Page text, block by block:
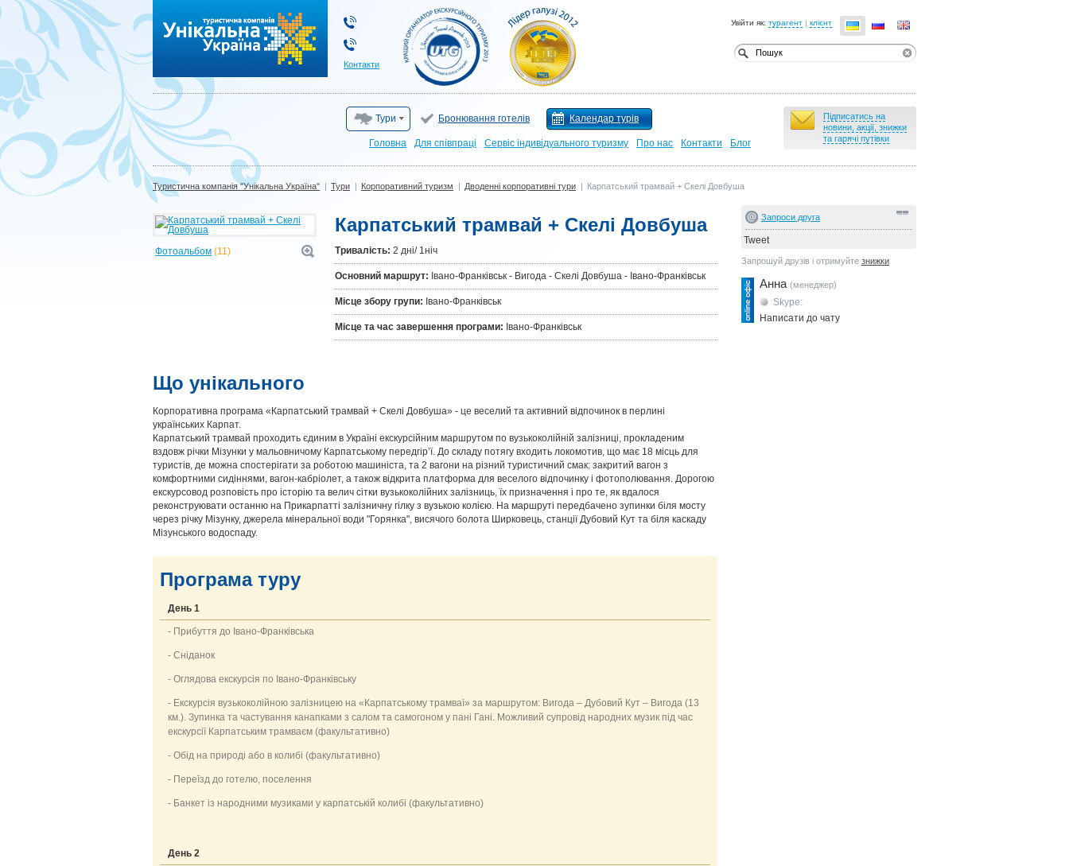
Увійти як: турагент | клієнт
Контакти
Підписатись на
новини, акції, знижки
та гарячі путівки
Тури Бронювання готелів Календар турів
Головна Для cпівпраці Сервіс індивідуального туризму Про нас Контакти Блог
Туристична компанія "Унікальна Україна" | Тури | Корпоративний туризм | Дводенні корпоративні тури | Карпатський трамвай + Скелі Довбуша
Фотоальбом (11)
Карпатський трамвай + Скелі Довбуша
Тривалiсть: 2 дні/ 1ніч
Основний маршрут: Івано-Франківськ - Вигода - Скелі Довбуша - Івано-Франківськ
Місце збору групи: Івано-Франківськ
Місце та час завершення програми: Івано-Франківськ
Що унікального
Корпоративна програма «Карпатський трамвай + Скелі Довбуша» - це веселий та активний відпочинок в перлині
українських Карпат.
Карпатський трамвай проходить єдиним в Україні екскурсійним маршрутом по вузькоколійній залізниці, прокладеним
вздовж річки Мізунки у мальовничому Карпатському передгір’ї. До складу потягу входить локомотив, що має 18 місць для
туристів, де можна спостерігати за роботою машиніста, та 2 вагони на різний туристичний смак: закритий вагон з
комфортними сидіннями, вагон-кабріолет, а також відкрита платформа для веселого відпочинку і фотополювання. Дорогою
екскурсовод розповість про історію та велич сітки вузькоколійних залізниць, їх призначення і про те, як вдалося
реконструювати останню на Прикарпатті залізничну гілку з вузькою колією. На маршруті передбачено зупинки біля мосту
через річку Мізунку, джерела мінеральної води "Горянка", висячого болота Ширковець, станції Дубовий Кут та біля каскаду
Мізунського водоспаду.
Програма туру
День 1
- Прибуття до Івано-Франківська
- Сніданок
- Оглядова екскурсія по Івано-Франківську
- Екскурсія вузькоколійною залізницею на «Карпатському трамваї» за маршрутом: Вигода – Дубовий Кут – Вигода (13
км.). Зупинка та частування канапками з салом та самогоном у пані Гані. Можливий супровід народних музик під час
екскурсії Карпатським трамваєм (факультативно)
- Обід на природі або в колибі (факультативно)
- Переїзд до готелю, поселення
- Банкет із народними музиками у карпатській колибі (факультативно)
День 2
Запроси друга
Tweet
Запрошуй друзів і отримуйте знижки
Анна (менеджер)
Skype:
Написати до чату